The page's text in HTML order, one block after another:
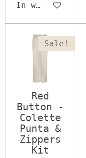
In winkelwagen
Sale!
Red
Button -
Colette
Punta &
Zippers
Kit